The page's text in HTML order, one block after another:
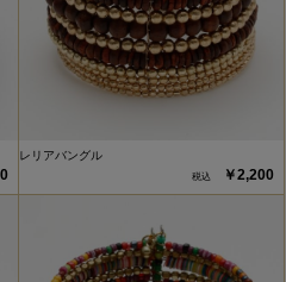
レリアバングル
￥2,200